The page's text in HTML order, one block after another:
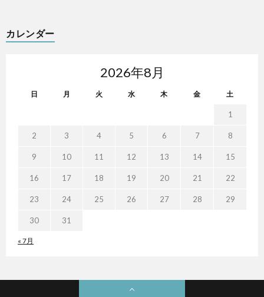
カレンダー
2026年8月
日 月 火 水 木 金 土
« 7月
1
2 3 4 5 6 7 8
9 10 11 12 13 14 15
16 17 18 19 20 21 22
23 24 25 26 27 28 29
30 31